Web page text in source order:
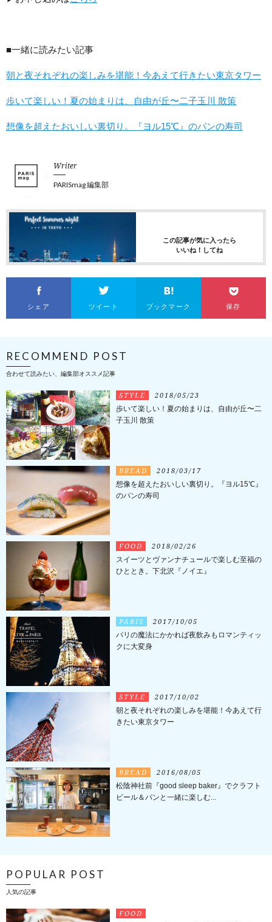
■一緒に読みたい記事
朝と夜それぞれの楽しみを堪能！今あえて行きたい東京タワー
歩いて楽しい！夏の始まりは、自由が丘〜二子玉川 散策
想像を超えたおいしい裏切り。『ヨル15℃』のパンの寿司
Writer
PARISmag 編集部
この記事が気に入ったら
いいね！してね
シェア ツイート ブックマーク 保存
RECOMMEND POST
合わせて読みたい、編集部オススメ記事
STYLE 2018/05/23
歩いて楽しい！夏の始まりは、自由が丘〜二
子玉川 散策
BREAD 2018/03/17
想像を超えたおいしい裏切り。『ヨル15℃』
のパンの寿司
FOOD 2018/02/26
スイーツとヴァンナチュールで楽しむ至福の
ひととき。下北沢『ノイエ』
PARIS 2017/10/05
パリの魔法にかかれば夜飲みもロマンティッ
クに大変身
STYLE 2017/10/02
朝と夜それぞれの楽しみを堪能！今あえて行
きたい東京タワー
BREAD 2016/08/05
松陰神社前『good sleep baker』でクラフト
ビール＆パンと一緒に楽しむ...
POPULAR POST
人気の記事
FOOD